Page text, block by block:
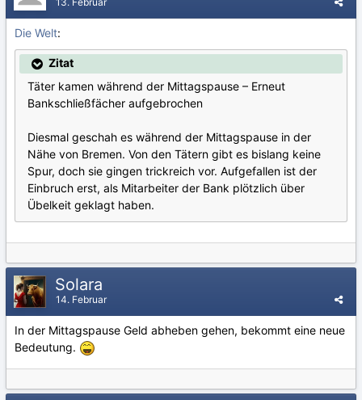
Die Welt:
Zitat
Täter kamen während der Mittagspause – Erneut
Bankschließfächer aufgebrochen
Diesmal geschah es während der Mittagspause in der
Nähe von Bremen. Von den Tätern gibt es bislang keine
Spur, doch sie gingen trickreich vor. Aufgefallen ist der
Einbruch erst, als Mitarbeiter der Bank plötzlich über
Übelkeit geklagt haben.
Solara
14. Februar
In der Mittagspause Geld abheben gehen, bekommt eine neue
Bedeutung.